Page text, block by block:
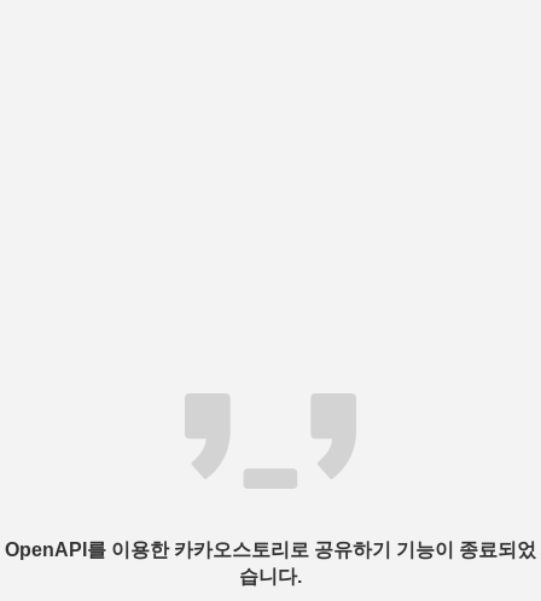
OpenAPI를 이용한 카카오스토리로 공유하기 기능이 종료되었
습니다.